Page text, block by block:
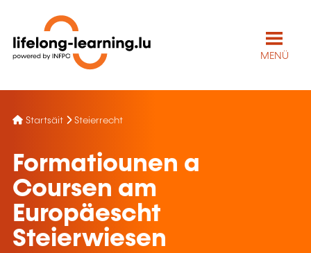
MENÜ
Startsäit Steierrecht
Formatiounen a
Coursen am
Europäescht
Steierwiesen